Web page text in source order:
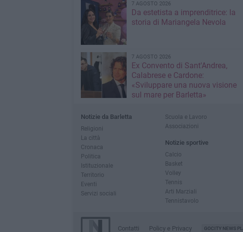
7 AGOSTO 2026
Da estetista a imprenditrice: la
storia di Mariangela Nevola
7 AGOSTO 2026
Ex Convento di Sant'Andrea,
Calabrese e Cardone:
«Sviluppare una nuova visione
sul mare per Barletta»
Notizie da Barletta
Religioni
La città
Cronaca
Politica
Istituzionale
Territorio
Eventi
Servizi sociali
Scuola e Lavoro
Associazioni
Notizie sportive
Calcio
Basket
Volley
Tennis
Arti Marziali
Tennistavolo
Contatti Policy e Privacy GOCITY NEWS